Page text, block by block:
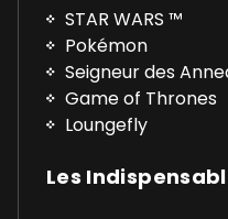
STAR WARS ™
Pokémon
Seigneur des
Game of Thrones
Loungefly
Les